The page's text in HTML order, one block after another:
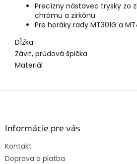
Precízny nástavec trysky zo
chrómu a zirkónu
Pre horáky rady MT301G a
Dĺžka
Závit, prúdová špička
Materiál
Informácie pre vás
Kontakt
Doprava a platba